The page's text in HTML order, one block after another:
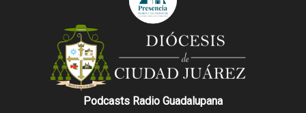
Podcasts Radio Guadalupana